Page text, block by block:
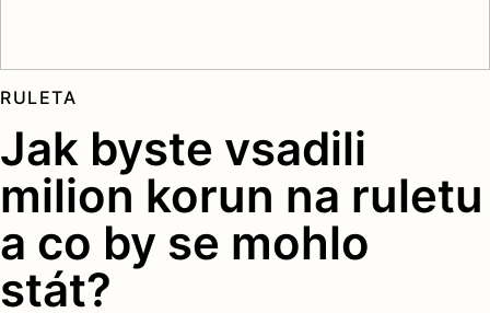
Jak byste vsadili
milion korun na ruletu
a co by se mohlo
stát?
RULETA